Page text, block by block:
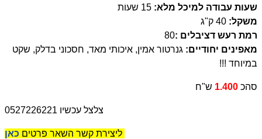
שעות עבודה למיכל מלא:
משקל:
רמת רעש דציבלים :80
מאפינים יחודיים: גנרטור אמין, איכותי מאד, חסכוני בדלק, שקט
במיוחד !!!
סהכ 1.400 ש"ח
ליצירת קשר השאר פרטים